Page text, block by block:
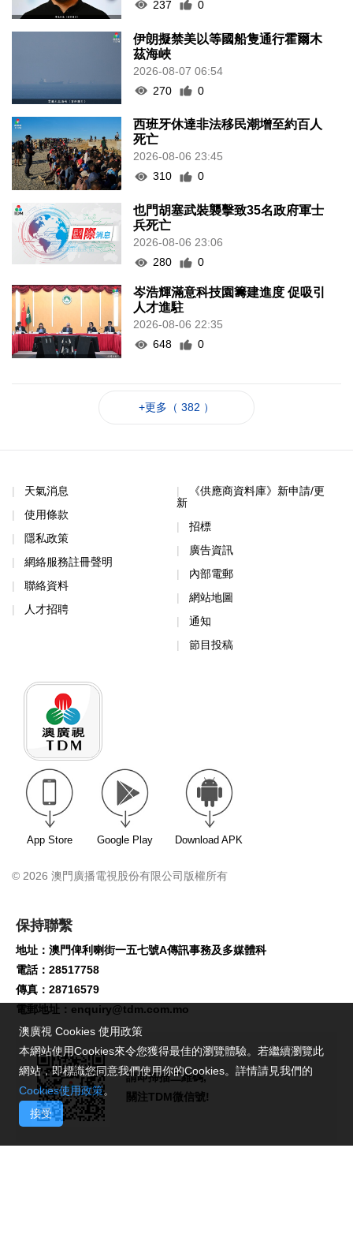
237
0
伊朗擬禁美以等國船隻通行霍爾木
茲海峽
2026-08-07 06:54
270
0
西班牙休達非法移民潮增至約百人
死亡
2026-08-06 23:45
310
0
也門胡塞武裝襲擊致35名政府軍士
兵死亡
2026-08-06 23:06
280
0
岑浩輝滿意科技園籌建進度 促吸引
人才進駐
2026-08-06 22:35
648
0
+更多（ 382 ）
天氣消息
使用條款
隱私政策
網絡服務註冊聲明
聯絡資料
人才招聘
《供應商資料庫》新申請/更
新
招標
廣告資訊
內部電郵
網站地圖
通知
節目投稿
App Store Google Play Download APK
© 2026 澳門廣播電視股份有限公司版權所有
保持聯繫
地址：澳門俾利喇街一五七號A傳訊事務及多媒體科
電話：28517758
傳真：28716579
電郵地址： enquiry@tdm.com.mo
請即掃描二維碼,
關注TDM微信號!
澳廣視 Cookies 使用政策
本網站使用Cookies來令您獲得最佳的瀏覽體驗。若繼續瀏覽此
網站，即標識您同意我們使用你的Cookies。詳情請見我們的
Cookies使用政策。
接受